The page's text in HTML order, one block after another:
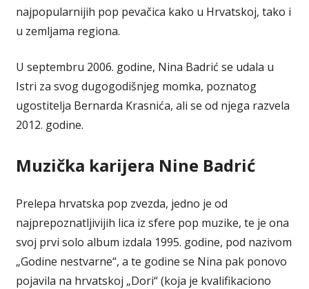
najpopularnijih pop pevačica kako u Hrvatskoj, tako i
u zemljama regiona.
U septembru 2006. godine, Nina Badrić se udala u
Istri za svog dugogodišnjeg momka, poznatog
ugostitelja Bernarda Krasnića, ali se od njega razvela
2012. godine.
Muzička karijera Nine Badrić
Prelepa hrvatska pop zvezda, jedno je od
najprepoznatljivijih lica iz sfere pop muzike, te je ona
svoj prvi solo album izdala 1995. godine, pod nazivom
„Godine nestvarne“, a te godine se Nina pak ponovo
pojavila na hrvatskoj „Dori“ (koja je kvalifikaciono